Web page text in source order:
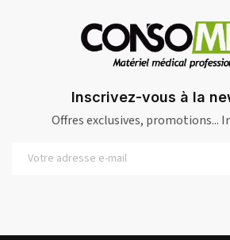
Inscrivez-vous à la
Offres exclusives, promotions...